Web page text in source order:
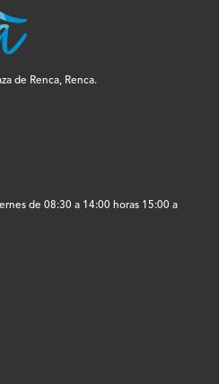
de Renca, Renca.
de 08:30 a 14:00 horas 15:00 a